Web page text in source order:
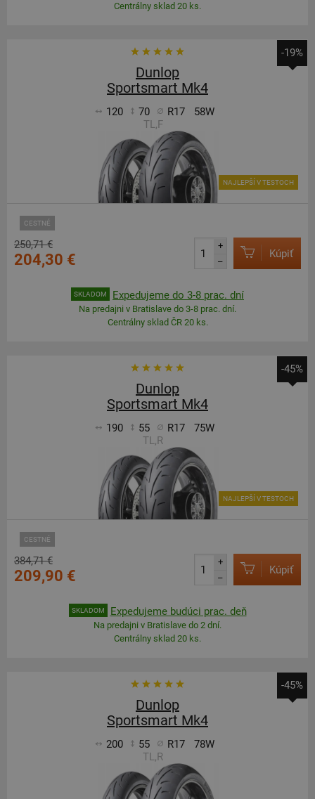
Centrálny sklad 20 ks.
-19%
Dunlop
Sportsmart Mk4
120 70 R17
58W
TL,F
CESTNÉ
NAJLEPŠÍ V TESTOCH
250,71 €
204,30 €
+
–
Kúpiť
SKLADOM Expedujeme do 3-8 prac. dní
Na predajni v Bratislave do 3-8 prac. dní.
Centrálny sklad ČR 20 ks.
-45%
Dunlop
Sportsmart Mk4
190 55 R17
75W
TL,R
CESTNÉ
NAJLEPŠÍ V TESTOCH
384,71 €
209,90 €
+
–
Kúpiť
SKLADOM Expedujeme budúci prac. deň
Na predajni v Bratislave do 2 dní.
Centrálny sklad 20 ks.
-45%
Dunlop
Sportsmart Mk4
200 55 R17
78W
TL,R